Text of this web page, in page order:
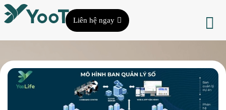
Liên hệ ngay